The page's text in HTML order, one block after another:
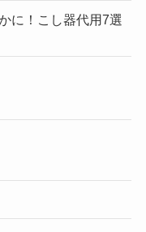
に！こし器代用7選